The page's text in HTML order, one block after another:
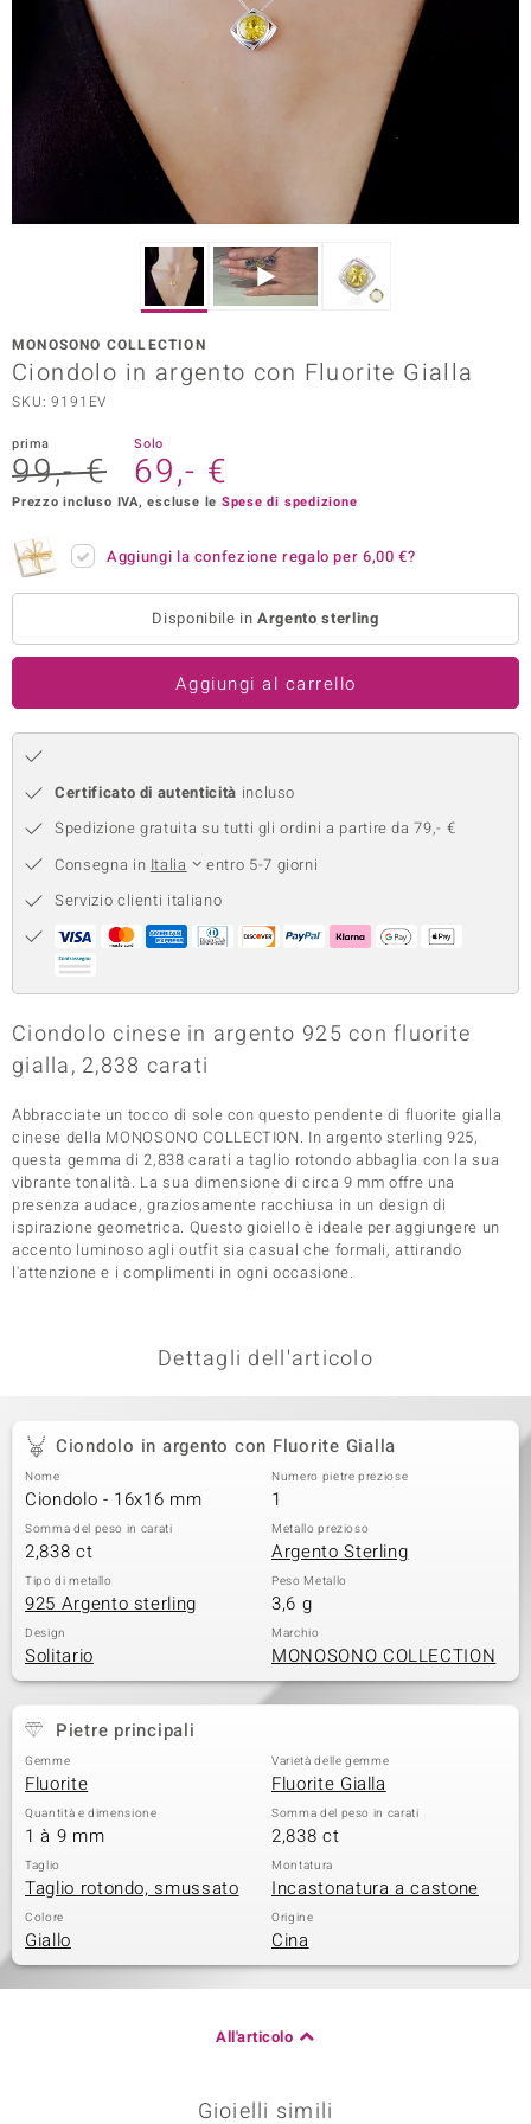
Designs
SELECTION
Paraíso
del Boss
Collection
by de Melo
Classics
MONOSONO COLLECTION
Ciondolo in argento con Fluorite Gialla
SKU: 9191EV
prima
99,- €
Solo
69,- €
Prezzo incluso IVA, escluse le Spese di spedizione
Aggiungi la confezione regalo per6,00 €?
Disponibile inArgento sterling
Aggiungi al carrello
Certificato di autenticità incluso
Spedizione gratuita su tutti gli ordini a partire da 79,- €
Consegna in Italia
entro 5-7 giorni
Servizio clienti italiano
Ciondolo cinese in argento 925 con fluorite
gialla, 2,838 carati
Abbracciate un tocco di sole con questo pendente di fluorite gialla
cinese della MONOSONO COLLECTION. In argento sterling 925,
questa gemma di 2,838 carati a taglio rotondo abbaglia con la sua
vibrante tonalità. La sua dimensione di circa 9 mm offre una
presenza audace, graziosamente racchiusa in un design di
ispirazione geometrica. Questo gioiello è ideale per aggiungere un
accento luminoso agli outfit sia casual che formali, attirando
l'attenzione e i complimenti in ogni occasione.
Dettagli dell'articolo
Ciondolo in argento con Fluorite Gialla
Nome
Ciondolo - 16x16 mm
Numero pietre preziose
1
Somma del peso in carati
2,838 ct
Metallo prezioso
Argento Sterling
Tipo di metallo
925 Argento sterling
Peso Metallo
3,6 g
Design
Solitario
Marchio
MONOSONO COLLECTION
Pietre principali
Gemme
Fluorite
Varietà delle gemme
Fluorite Gialla
Quantità e dimensione
1 à 9 mm
Somma del peso in carati
2,838 ct
Taglio
Taglio rotondo, smussato
Montatura
Incastonatura a castone
Colore
Giallo
Origine
Cina
All'articolo
Gioielli simili